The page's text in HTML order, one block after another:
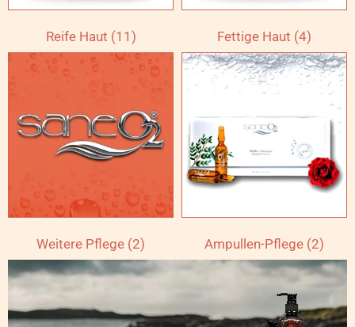
Reife Haut (11) Fettige Haut (4)
Weitere Pflege (2) Ampullen-Pflege (2)